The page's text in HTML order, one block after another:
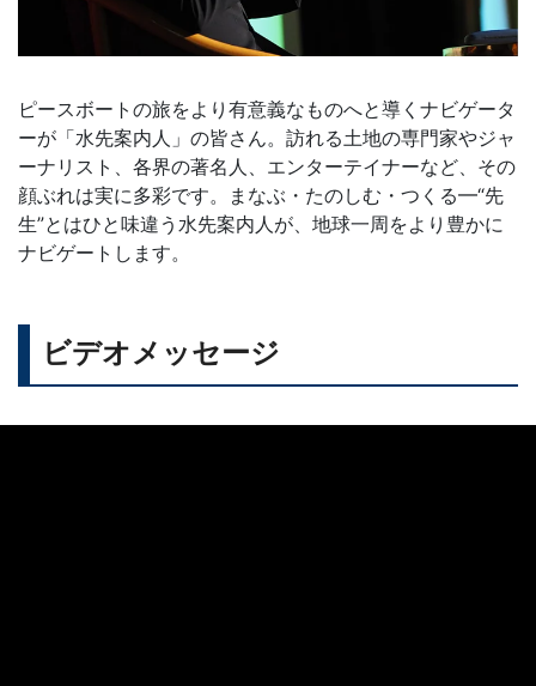
ピースボートの旅をより有意義なものへと導くナビゲータ
ーが「水先案内人」の皆さん。訪れる土地の専門家やジャ
ーナリスト、各界の著名人、エンターテイナーなど、その
顔ぶれは実に多彩です。まなぶ・たのしむ・つくる━“先
生”とはひと味違う水先案内人が、地球一周をより豊かに
ナビゲートします。
ビデオメッセージ